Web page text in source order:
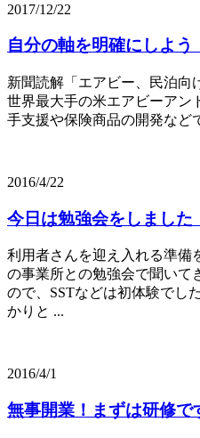
2017/12/22
自分の軸を明確にしよ
新聞読解「エアビー、民泊
世界最大手の米エアビーアン
手支援や保険商品の開発など
2016/4/22
今日は勉強会をしました
利用者さんを迎え入れる準備
の事業所との勉強会で聞いて
ので、SSTなどは初体験でし
かりと ...
2016/4/1
無事開業！まずは研修で